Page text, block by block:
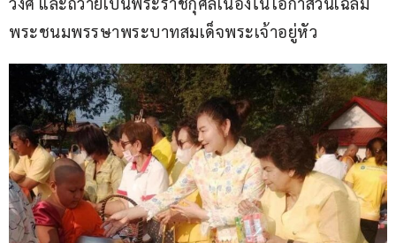
พระชนมพรรษาพระบาทสมเด็จพระเจ้าอยู่หัว